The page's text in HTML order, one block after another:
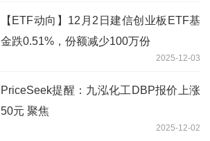
【ETF动向】12月2日建信创业板ETF基
金跌0.51%，份额减少100万份
2025-12-03
PriceSeek提醒：九泓化工DBP报价上涨
50元 聚焦
2025-12-02